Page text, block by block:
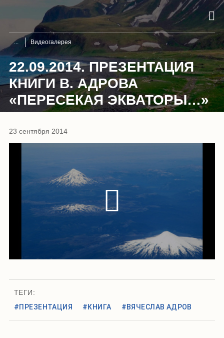
Видеогалерея
22.09.2014. ПРЕЗЕНТАЦИЯ
КНИГИ В. АДРОВА
«ПЕРЕСЕКАЯ ЭКВАТОРЫ…»
23 сентября 2014
ТЕГИ:
#ПРЕЗЕНТАЦИЯ
#КНИГА #ВЯЧЕСЛАВ АДРОВ